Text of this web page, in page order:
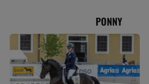
PONNY